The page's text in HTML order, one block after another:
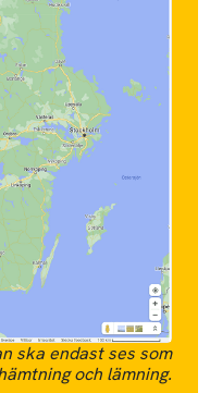
ska endast ses som
och lämning.